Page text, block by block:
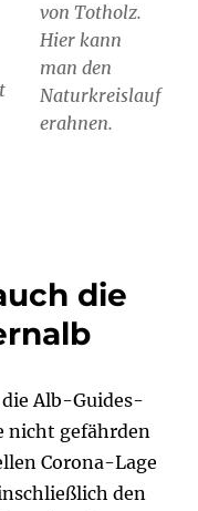
von Totholz.
Hier kann
man den
Naturkreislauf
erahnen.
die
die Alb-Guides-
nicht gefährden
Corona-Lage
den